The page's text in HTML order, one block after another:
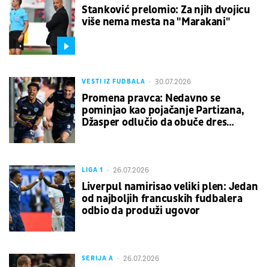
Stanković prelomio: Za njih dvojicu
više nema mesta na "Marakani"
VESTI IZ FUDBALA 30.07.2026
Promena pravca: Nedavno se
pominjao kao pojačanje Partizana,
Džasper odlučio da obuče dres
LIGA 1 26.07.2026
Liverpul namirisao veliki plen: Jedan
od najboljih francuskih fudbalera
odbio da produži ugovor
SERIJA A 26.07.2026